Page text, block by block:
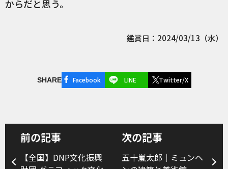
からだと思う。
鑑賞日：2024/03/13（水）
SHARE Facebook LINE Twitter/X
前の記事
【全国】DNP文化振興
次の記事
五十嵐太郎｜ミュンヘ